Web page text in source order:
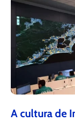
A cultura de